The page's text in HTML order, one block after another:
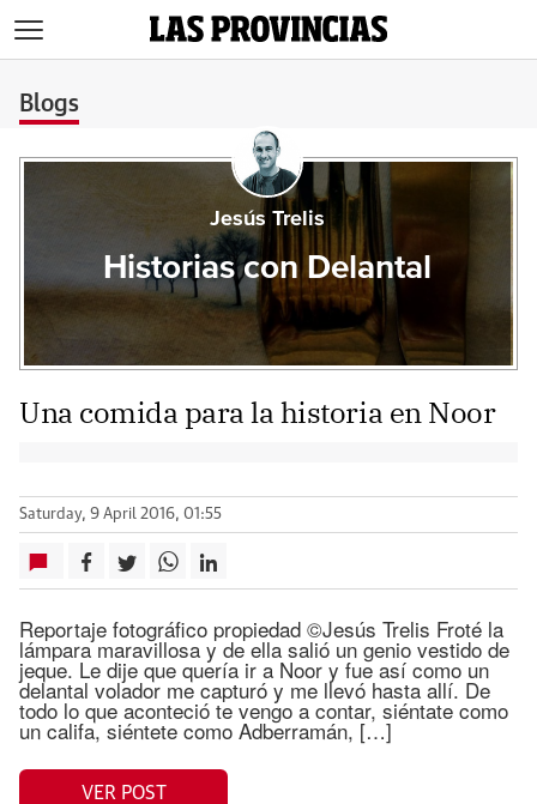
Blogs
Jesús Trelis
Historias con Delantal
Una comida para la historia en Noor
Saturday, 9 April 2016, 01:55
Reportaje fotográfico propiedad ©Jesús Trelis Froté la
lámpara maravillosa y de ella salió un genio vestido de
jeque. Le dije que quería ir a Noor y fue así como un
delantal volador me capturó y me llevó hasta allí. De
todo lo que aconteció te vengo a contar, siéntate como
un califa, siéntete como Adberramán, […]
VER POST